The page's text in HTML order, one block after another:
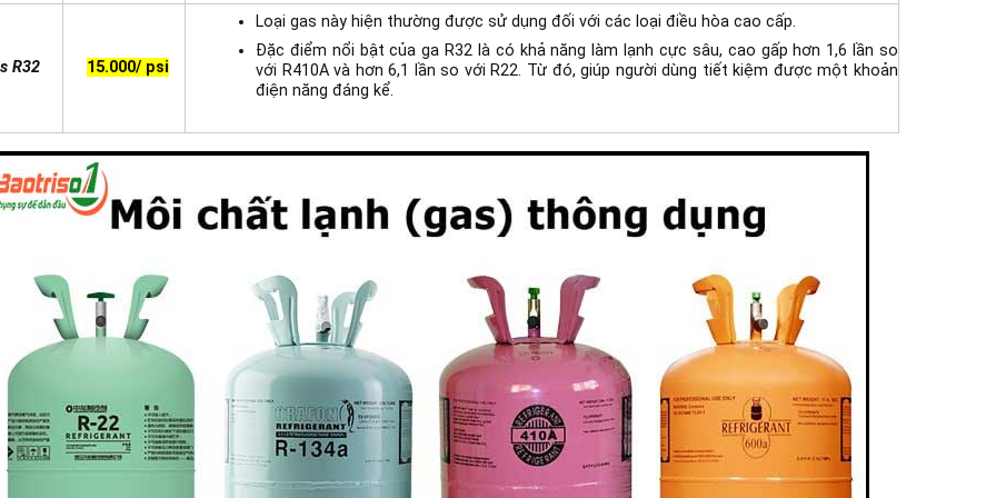
R32 15.000/ psi
Loại gas này hiện thường được sử dụng đối với các loại điều hòa cao cấp.
Đặc điểm nổi bật của ga R32 là có khả năng làm lạnh cực sâu, cao gấp hơn 1,6 lần so
với R410A và hơn 6,1 lần so với R22. Từ đó, giúp người dùng tiết kiệm được một khoản
điện năng đáng kể.